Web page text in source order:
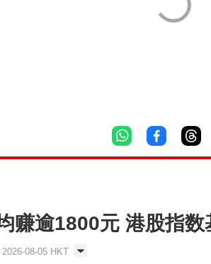
赚逾1800元 港股指
08-05 HKT